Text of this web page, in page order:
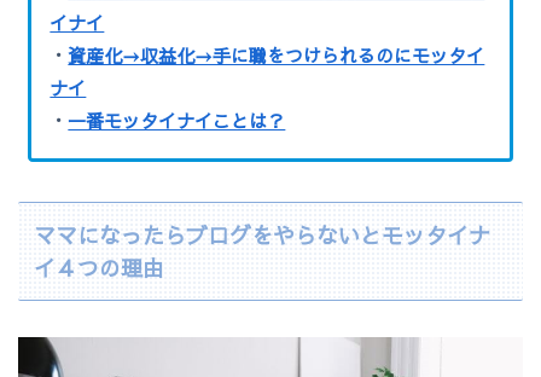
イナイ
・資産化→収益化→手に職をつけられるのにモッタイ
ナイ
・一番モッタイナイことは？
ママになったらブログをやらないとモッタイナ
イ４つの理由